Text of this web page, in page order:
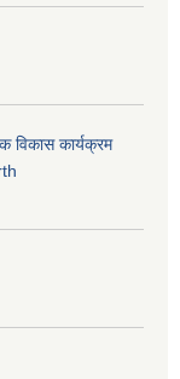
कार्यक्रम